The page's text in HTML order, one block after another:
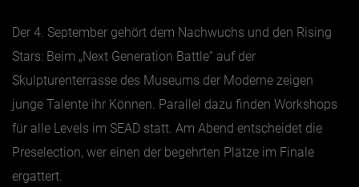
Der 4. September gehört dem Nachwuchs und den Rising
Stars: Beim „Next Generation Battle“ auf der
Skulpturenterrasse des Museums der Moderne zeigen
junge Talente ihr Können. Parallel dazu finden Workshops
für alle Levels im SEAD statt. Am Abend entscheidet die
Preselection, wer einen der begehrten Plätze im Finale
ergattert.